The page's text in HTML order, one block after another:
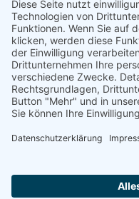
© 1987 – 2025
Storchenhof Loburg e.V.
Alle Rechte vorbehalten.
Cookie-Einstellungen
Navigation überspringen
Impressum
Haftungsausschluss
Facebook